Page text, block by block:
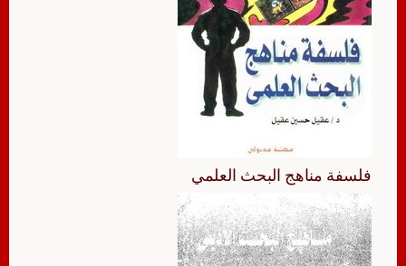
فلسفة مناهج البحث العلمي